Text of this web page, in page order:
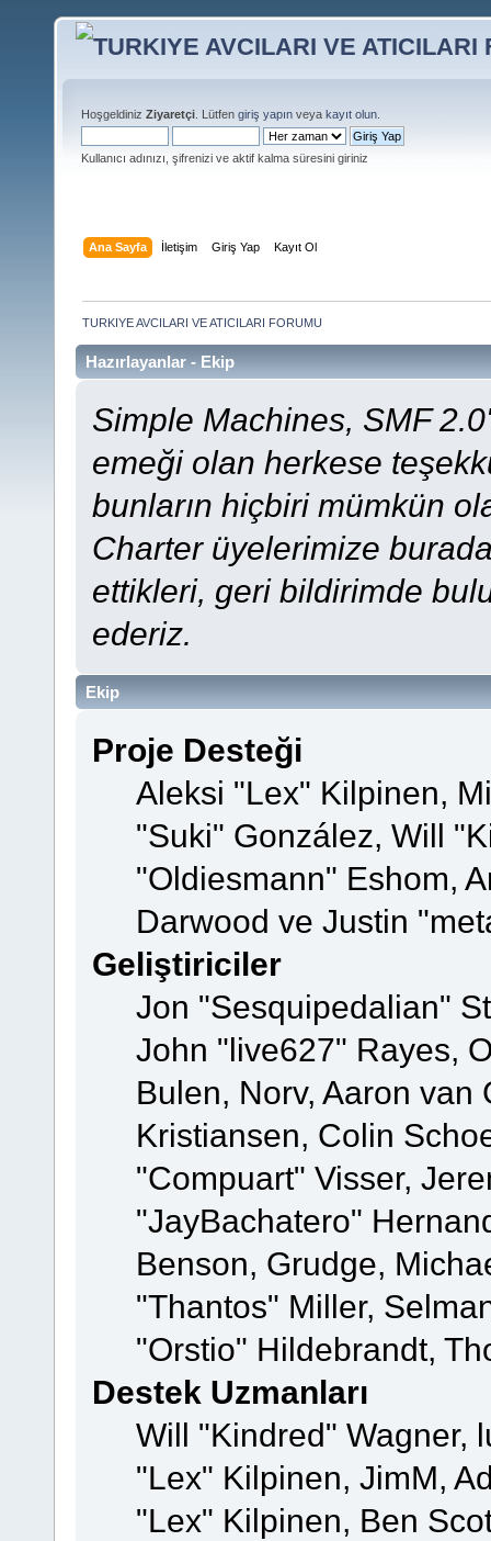
Hoşgeldiniz Ziyaretçi . Lütfen giriş yapın veya kayıt olun
Kullanıcı adınızı, şifrenizi ve aktif kalma süresini giriniz
Ana Sayfa İletişim Giriş Yap Kayıt Ol
TURKIYE AVCILARI VE ATICILARI FORUMU
Hazırlayanlar - Ekip
Simple Machines, SMF
emeği olan herkese
bunların hiçbiri mümkün
Charter üyelerimize
ettikleri, geri bildirimde
ederiz.
Ekip
Proje Desteği
Aleksi "Lex" Kilpinen,
"Suki" González, Will
"Oldiesmann" Eshom,
Darwood ve Justin
Geliştiriciler
Jon "Sesquipedalian"
John "live627" Rayes,
Bulen, Norv, Aaron van
Kristiansen, Colin
"Compuart" Visser,
"JayBachatero"
Benson, Grudge,
"Thantos" Miller,
"Orstio" Hildebrandt,
Destek Uzmanları
Will "Kindred" Wagner,
"Lex" Kilpinen, JimM,
"Lex" Kilpinen, Ben